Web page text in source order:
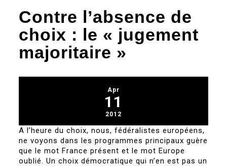
Contre l’absence de
choix : le « jugement
majoritaire »
Apr
11
2012
A l’heure du choix, nous, fédéralistes européens,
ne voyons dans les programmes principaux guère
que le mot France présent et le mot Europe
oublié. Un choix démocratique qui n’en est pas un